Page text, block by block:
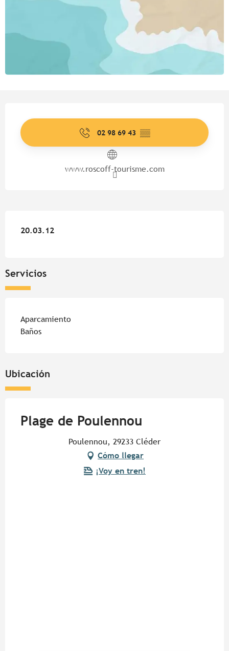
02 98 69 43 ▒▒
www.roscoff-tourisme.com
20.03.12
20.03.12
Servicios
Aparcamiento
Baños
Ubicación
Plage de Poulennou
Poulennou, 29233 Cléder
Cómo llegar
¡Voy en tren!